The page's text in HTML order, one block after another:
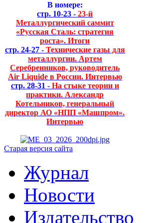
В номере:
стр. 10-23 - 23-й
Металлургический саммит
«Русская Сталь: стратегия
роста». Итоги
стр. 24-27 - Технические газы для
металлургии. Артем
Серебренников, руководитель
Air Liquide в России. Интервью
стр. 28-31 - На стыке теории и
практики. Александр
Котельников, генеральный
директор АО «НПП «Машпром».
Интервью
Старая версия сайта
Журнал
Новости
Издательство